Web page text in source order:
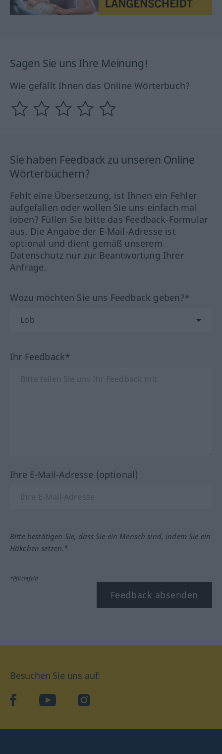
Sagen Sie uns Ihre Meinung!
Wie gefällt Ihnen das Online Wörterbuch?
Sie haben Feedback zu unseren Online
Wörterbüchern?
Fehlt eine Übersetzung, ist Ihnen ein Fehler
aufgefallen oder wollen Sie uns einfach mal
loben? Füllen Sie bitte das Feedback-Formular
aus. Die Angabe der E-Mail-Adresse ist
optional und dient gemäß unserem
Datenschutz nur zur Beantwortung Ihrer
Anfrage.
Wozu möchten Sie uns Feedback geben?*
Ihr Feedback*
Ihre E-Mail-Adresse (optional)
Bitte bestätigen Sie, dass Sie ein Mensch sind, indem Sie ein
Häkchen setzen.*
*Pflichtfeld
Feedback absenden
Besuchen Sie uns auf:
facebookYouTube Instagram